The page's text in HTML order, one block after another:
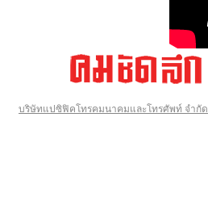
บริษัทแปซิฟิคโทรคมนาคมและโทรศัพท์ จำกัด